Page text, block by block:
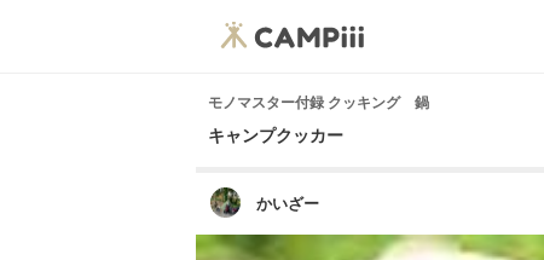
モノマスター付録 クッキング 鍋
キャンプクッカー
かいざー